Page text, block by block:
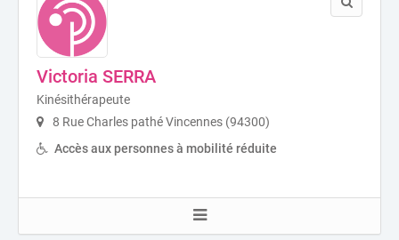
Victoria SERRA
Kinésithérapeute
8 Rue Charles pathé Vincennes (94300)
Accès aux personnes à mobilité réduite